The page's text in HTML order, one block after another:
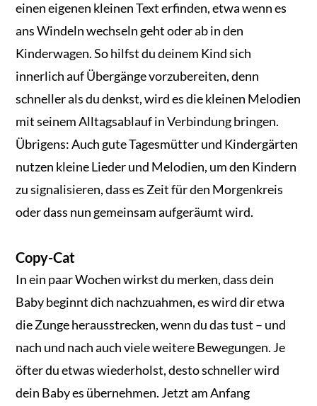
einen eigenen kleinen Text erfinden, etwa wenn es
ans Windeln wechseln geht oder ab in den
Kinderwagen. So hilfst du deinem Kind sich
innerlich auf Übergänge vorzubereiten, denn
schneller als du denkst, wird es die kleinen Melodien
mit seinem Alltagsablauf in Verbindung bringen.
Übrigens: Auch gute Tagesmütter und Kindergärten
nutzen kleine Lieder und Melodien, um den Kindern
zu signalisieren, dass es Zeit für den Morgenkreis
oder dass nun gemeinsam aufgeräumt wird.
Copy-Cat
In ein paar Wochen wirkst du merken, dass dein
Baby beginnt dich nachzuahmen, es wird dir etwa
die Zunge herausstrecken, wenn du das tust – und
nach und nach auch viele weitere Bewegungen. Je
öfter du etwas wiederholst, desto schneller wird
dein Baby es übernehmen. Jetzt am Anfang